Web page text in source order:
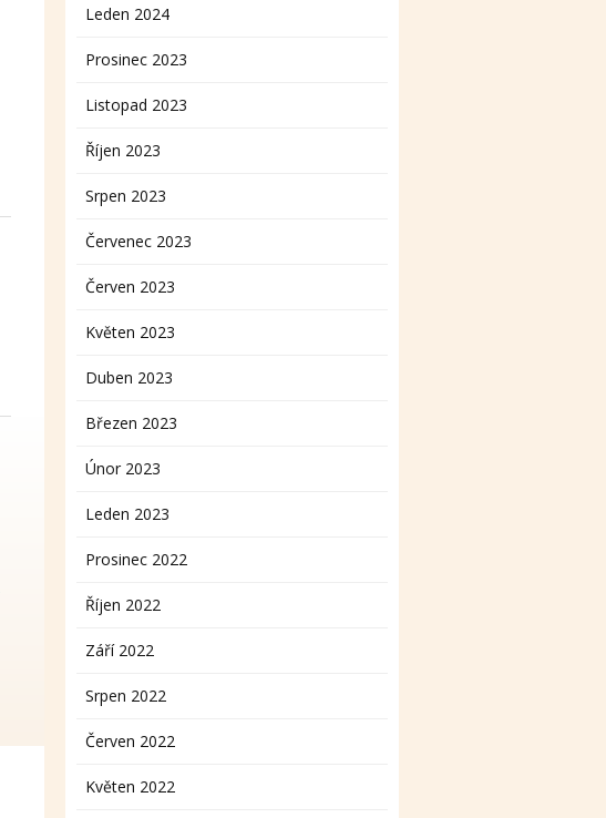
Leden 2024
Prosinec 2023
Listopad 2023
Říjen 2023
Srpen 2023
Červenec 2023
Červen 2023
Květen 2023
Duben 2023
Březen 2023
Únor 2023
Leden 2023
Prosinec 2022
Říjen 2022
Září 2022
Srpen 2022
Červen 2022
Květen 2022